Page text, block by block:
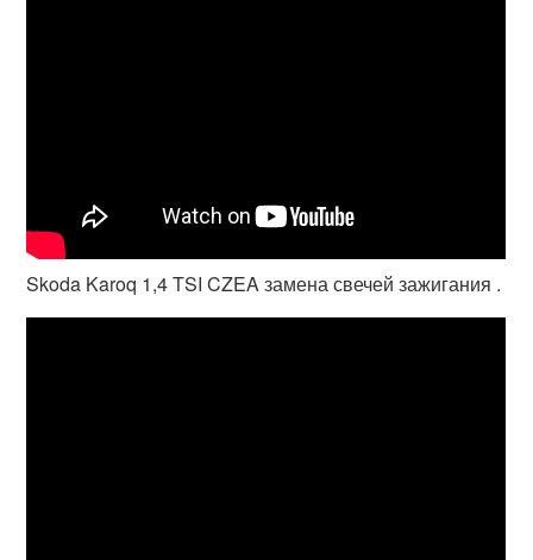
Skoda Karoq 1,4 TSI CZEA замена свечей зажигания .